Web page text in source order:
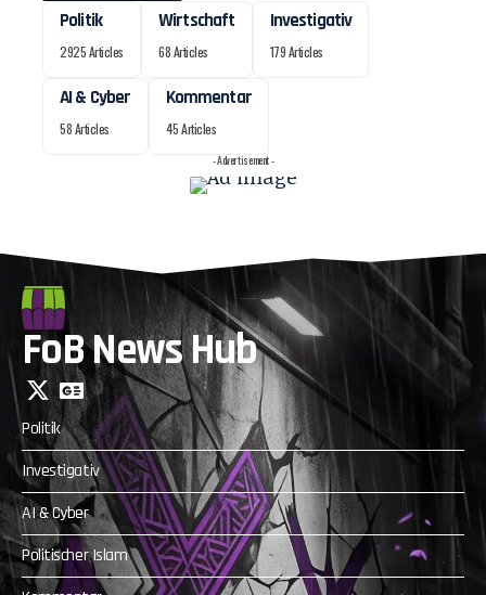
Politik
2925 Articles
Wirtschaft
68 Articles
Investigativ
179 Articles
AI & Cyber
58 Articles
Kommentar
45 Articles
- Advertisement -
FoB News Hub
Politik
Investigativ
AI & Cyber
Politischer Islam